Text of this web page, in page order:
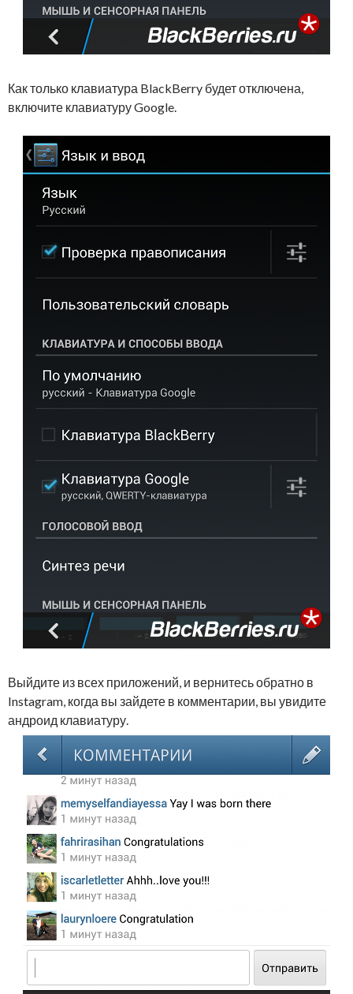
Как только клавиатура BlackBerry будет отключена,
включите клавиатуру Google.
Выйдите из всех приложений, и вернитесь обратно в
Instagram, когда вы зайдете в комментарии, вы увидите
андроид клавиатуру.